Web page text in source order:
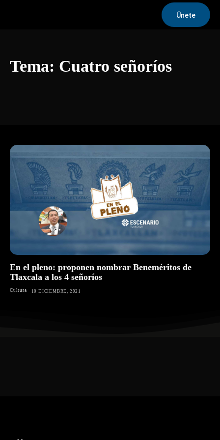
Únete
Tema: Cuatro señoríos
En el pleno: proponen nombrar Beneméritos de
Tlaxcala a los 4 señoríos
Cultura 10 DICIEMBRE, 2021